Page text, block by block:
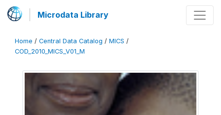
Microdata Library
Home / Central Data Catalog / MICS /
COD_2010_MICS_V01_M